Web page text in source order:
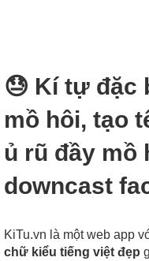
😓 Kí tự đặc
mồ hôi, tạo
ủ rũ đầy mồ
downcast
KiTu.vn là một web app
chữ kiểu tiếng việt đẹp